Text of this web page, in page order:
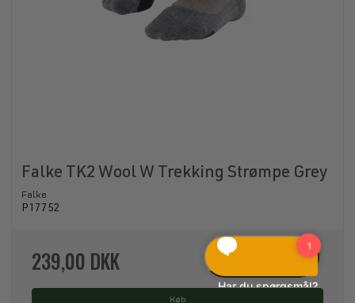
Falke TK2 Wool W Trekking Strømpe Grey
Falke
P17752
239,00 DKK
Køb